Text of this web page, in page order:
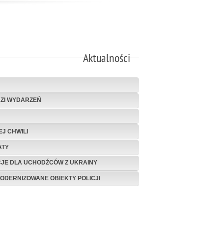
Aktualności
WYDARZEŃ
CHWILI
DLA UCHODŹCÓW Z UKRAINY
OBIEKTY POLICJI